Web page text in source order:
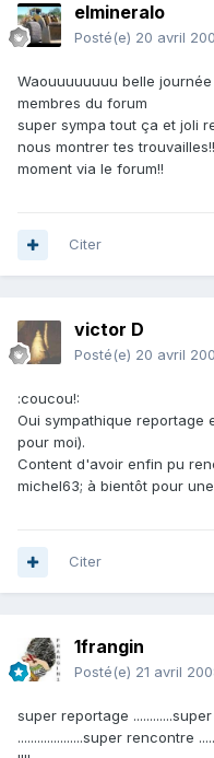
elmineralo
Posté(e) 20 avril
Waouuuuuuuu belle
membres du forum
super sympa tout ça et joli
nous montrer tes
moment via le forum!!
Citer
victor D
Posté(e) 20 avril
:coucou!:
Oui sympathique reportage
pour moi).
Content d'avoir enfin pu
michel63; à bientôt pour
Citer
1frangin
Posté(e) 21 avril
super reportage
....................super rencontre